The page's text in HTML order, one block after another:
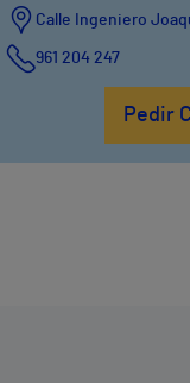
Calle Ingeniero
961 204 247
Pedir